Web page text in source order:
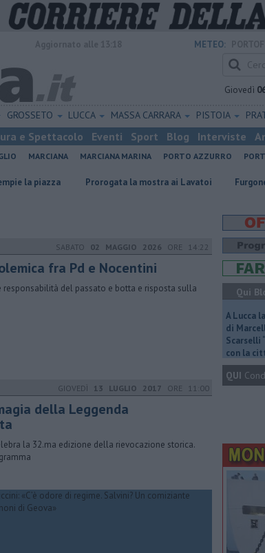
METEO:
Giovedì
GROSSETO LUCCA MASSA CARRARA PISTOIA
e Spettacolo Eventi Sport Blog Interviste
MARCIANA MARCIANA MARINA PORTO AZZURRO
Prorogata la mostra ai Lavatoi Furgone in fiamme
SABATO 02 MAGGIO 2026 ORE 14:22
fra Pd e Nocentini
responsabilità del passato e botta e risposta sulla
GIOVEDÌ 13 LUGLIO 2017 ORE 11:00
della Leggenda
la 32.ma edizione della rievocazione storica.
Qui
A Lucca
di
Scarselli
con la
QUI